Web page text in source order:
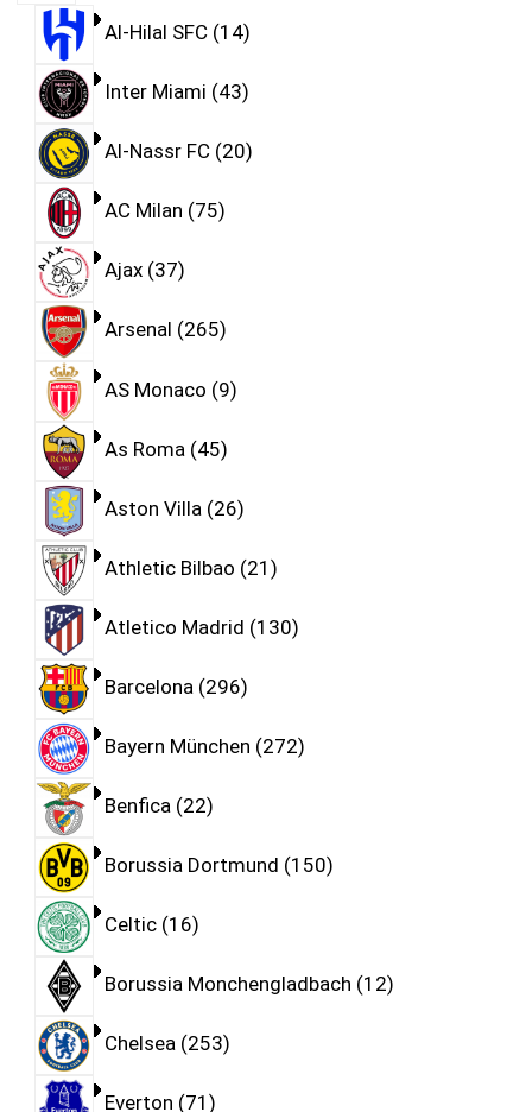
Al-Hilal SFC 14
Inter Miami 43
Al-Nassr FC 20
AC Milan 75
Ajax 37
Arsenal 265
AS Monaco 9
As Roma 45
Aston Villa 26
Athletic Bilbao 21
Atletico Madrid 130
Barcelona 296
Bayern München 272
Benfica 22
Borussia Dortmund 150
Celtic 16
Borussia Monchengladbach 12
Chelsea 253
Everton 71